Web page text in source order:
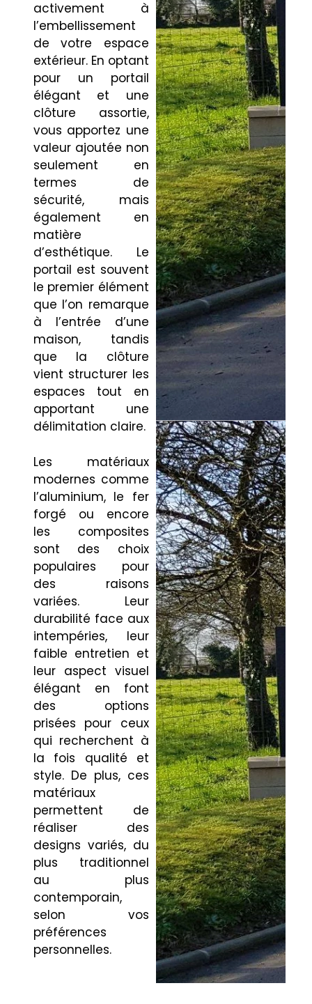
activement à
l’embellissement
de votre espace
extérieur. En optant
pour un portail
élégant et une
clôture assortie,
vous apportez une
valeur ajoutée non
seulement en
termes de
sécurité, mais
également en
matière
d’esthétique. Le
portail est souvent
le premier élément
que l’on remarque
à l’entrée d’une
maison, tandis
que la clôture
vient structurer les
espaces tout en
apportant une
délimitation claire.
Les matériaux
modernes comme
l’aluminium, le fer
forgé ou encore
les composites
sont des choix
populaires pour
des raisons
variées. Leur
durabilité face aux
intempéries, leur
faible entretien et
leur aspect visuel
élégant en font
des options
prisées pour ceux
qui recherchent à
la fois qualité et
style. De plus, ces
matériaux
permettent de
réaliser des
designs variés, du
plus traditionnel
au plus
contemporain,
selon vos
préférences
personnelles.